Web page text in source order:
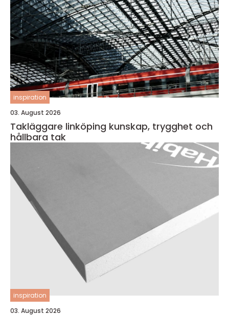
inspiration
03. August 2026
Takläggare linköping kunskap, trygghet och
hållbara tak
inspiration
03. August 2026